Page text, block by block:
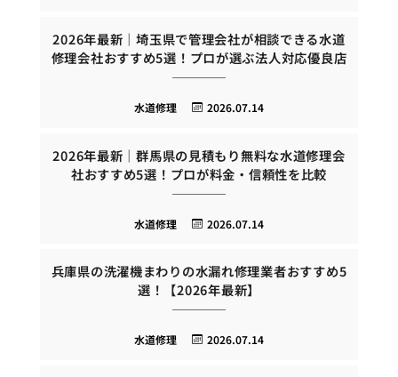
2026年最新｜埼玉県で管理会社が相談できる水道
修理会社おすすめ5選！プロが選ぶ法人対応優良店
2026.07.14
水道修理
2026年最新｜群馬県の見積もり無料な水道修理会
社おすすめ5選！プロが料金・信頼性を比較
2026.07.14
水道修理
兵庫県の洗濯機まわりの水漏れ修理業者おすすめ5
選！【2026年最新】
2026.07.14
水道修理